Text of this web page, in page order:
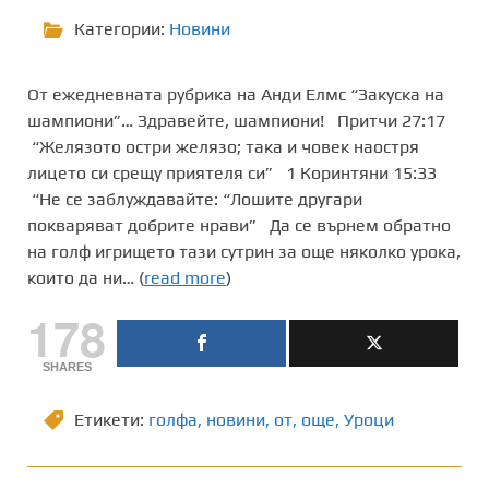
Категории: Новини
От ежедневната рубрика на Анди Елмс “Закуска на
шампиони”… Здравейте, шампиони! Притчи 27:17
“Желязото остри желязо; така и човек наостря
лицето си срещу приятеля си” 1 Коринтяни 15:33
“Не се заблуждавайте: “Лошите другари
покваряват добрите нрави” Да се върнем обратно
на голф игрището тази сутрин за още няколко урока,
които да ни… (read more)
178
SHARES
Етикети: голфа, новини, от, още, Уроци